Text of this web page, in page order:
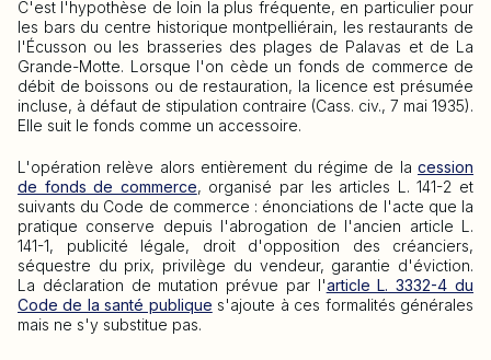
C'est l'hypothèse de loin la plus fréquente, en particulier pour
les bars du centre historique montpelliérain, les restaurants de
l'Écusson ou les brasseries des plages de Palavas et de La
Grande-Motte. Lorsque l'on cède un fonds de commerce de
débit de boissons ou de restauration, la licence est présumée
incluse, à défaut de stipulation contraire (Cass. civ., 7 mai 1935).
Elle suit le fonds comme un accessoire.
L'opération relève alors entièrement du régime de la cession
de fonds de commerce, organisé par les articles L. 141-2 et
suivants du Code de commerce : énonciations de l'acte que la
pratique conserve depuis l'abrogation de l'ancien article L.
141-1, publicité légale, droit d'opposition des créanciers,
séquestre du prix, privilège du vendeur, garantie d'éviction.
La déclaration de mutation prévue par l'article L. 3332-4 du
Code de la santé publique s'ajoute à ces formalités générales
mais ne s'y substitue pas.